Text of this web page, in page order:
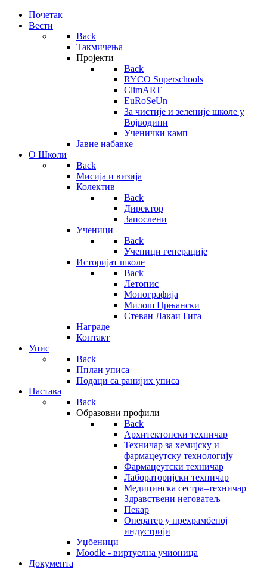
Почетак
Вести
Back
Такмичења
Пројекти
Back
RYCO Superschools
ClimART
EuRoSeUn
За чистије и зеленије школе у
Војводини
Ученички камп
Јавне набавке
О Школи
Back
Мисија и визија
Колектив
Back
Директор
Запослени
Ученици
Back
Ученици генерације
Историјат школе
Back
Летопис
Монографија
Милош Црњански
Стеван Лакаи Гига
Награде
Контакт
Упис
Back
Пплан уписа
Подаци са ранијих уписа
Настава
Back
Образовни профили
Back
Архитектонски техничар
Техничар за хемијску и
фармацеутску технологију
Фармацеутски техничар
Лабораторијски техничар
Медицинска сестра–техничар
Здравствени неговатељ
Пекар
Оператер у прехрамбеној
индустрији
Уџбеници
Moodle - виртуелна учионица
Документа